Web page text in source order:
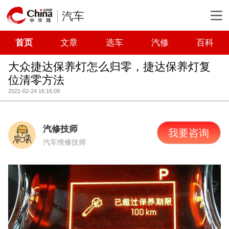
汽车
首页 文章 选车 汽修 百科
大众捷达保养灯怎么归零，捷达保养灯复
位清零方法
2021-02-24 16:16:09
汽修技师
汽车维修技师
我要咨询